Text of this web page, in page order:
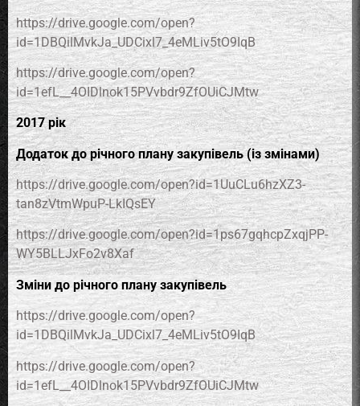
https://drive.google.com/open?
id=1DBQilMvkJa_UDCixl7_4eMLiv5tO9IqB
https://drive.google.com/open?
id=1efL__4OIDlnok15PVvbdr9ZfOUiCJMtw
2017 рік
Додаток до річного плану закупівель (із змінами)
https://drive.google.com/open?id=1UuCLu6hzXZ3-
tan8zVtmWpuP-LkIQsEY
https://drive.google.com/open?id=1ps67gqhcpZxqjPP-
WY5BLLJxFo2v8Xaf
Зміни до річного плану закупівель
https://drive.google.com/open?
id=1DBQilMvkJa_UDCixl7_4eMLiv5tO9IqB
https://drive.google.com/open?
id=1efL__4OIDlnok15PVvbdr9ZfOUiCJMtw